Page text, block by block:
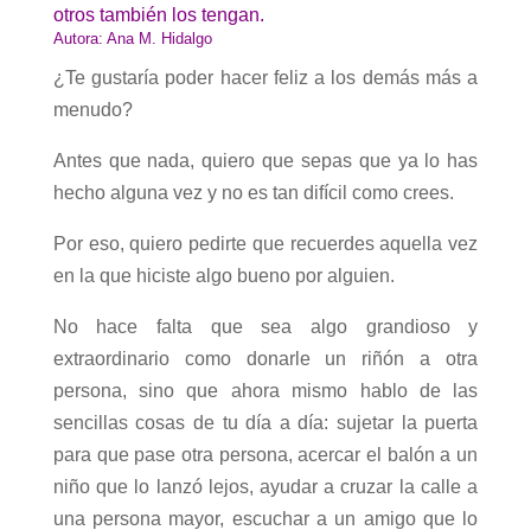
otros también los tengan.
Autora: Ana M. Hidalgo
¿Te gustaría poder hacer feliz a los demás más a
menudo?
Antes que nada, quiero que sepas que ya lo has
hecho alguna vez y no es tan difícil como crees.
Por eso, quiero pedirte que recuerdes aquella vez
en la que hiciste algo bueno por alguien.
No hace falta que sea algo grandioso y
extraordinario como donarle un riñón a otra
persona, sino que ahora mismo hablo de las
sencillas cosas de tu día a día: sujetar la puerta
para que pase otra persona, acercar el balón a un
niño que lo lanzó lejos, ayudar a cruzar la calle a
una persona mayor, escuchar a un amigo que lo